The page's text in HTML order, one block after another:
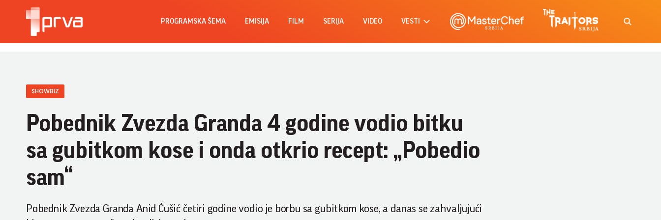
PROGRAMSKA ŠEMA EMISIJA FILM SERIJA VIDEO VESTI
SHOWBIZ
Pobednik Zvezda Granda 4 godine vodio bitku
sa gubitkom kose i onda otkrio recept: „Pobedio
sam“
Pobednik Zvezda Granda Anid Ćušić četiri godine vodio je borbu sa gubitkom kose, a danas se zahvaljujući